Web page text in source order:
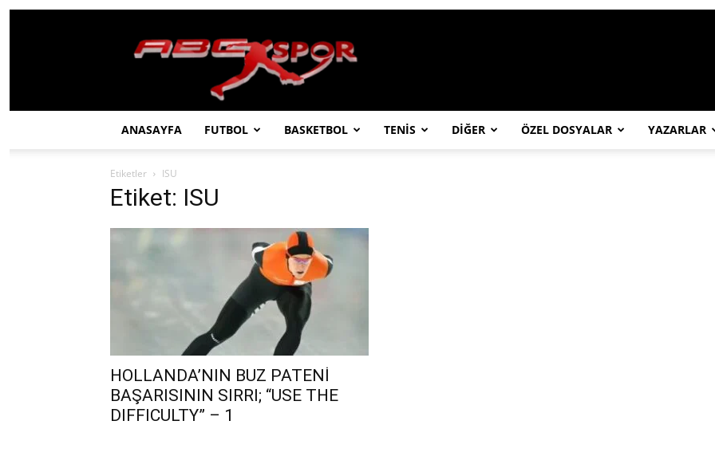
ABC
SPOR
ANASAYFA FUTBOL BASKETBOL TENİS DİĞER ÖZEL DOSYALAR YAZARLAR
Etiketler ISU
Etiket: ISU
HOLLANDA’NIN BUZ PATENİ
BAŞARISININ SIRRI; “USE THE
DIFFICULTY” – 1